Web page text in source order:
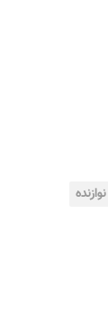
نوازنده